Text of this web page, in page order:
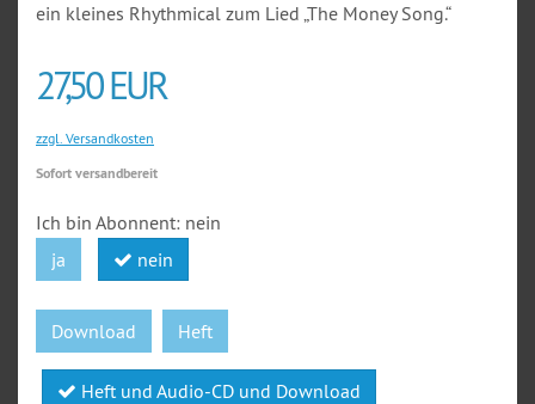
ein kleines Rhythmical zum Lied „The Money Song.“
27,50 EUR
zzgl. Versandkosten
Sofort versandbereit
Ich bin Abonnent: nein
ja
nein
Download Heft
Heft und Audio-CD und Download